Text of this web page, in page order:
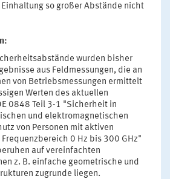
so großer Abstände nicht
wurden bisher
aus Feldmessungen, die an
von Betriebsmessungen ermittelt
Werten des aktuellen
0848 Teil 3-1 "Sicherheit in
und elektromagnetischen
von Personen mit aktiven
0 Hz bis 300 GHz"
auf vereinfachten
z. B. einfache geometrische und
zugrunde liegen.